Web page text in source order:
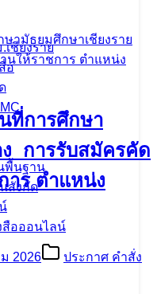
ชียงราย
อ
พื้นฐาน
สังกัด
สือออนไลน์
ที่การศึกษา
ง การรับสมัครคัด
าร ตำแหน่ง
2026
ประกาศ คำสั่ง